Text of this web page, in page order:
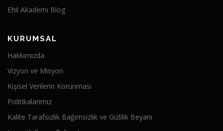
Ehil Akademi Blog
KURUMSAL
Hakkımızda
Vizyon ve Misyon
Kişisel Verilerin Korunması
Politikalarımız
Kalite Tarafsızlık Bağımsızlık ve Gizlilik Beyanı